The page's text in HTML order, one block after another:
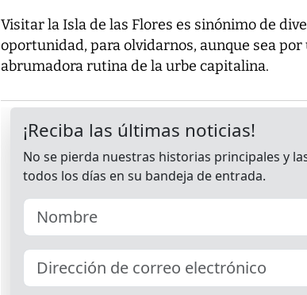
Visitar la Isla de las Flores es sinónimo de
oportunidad, para olvidarnos, aunque sea
abrumadora rutina de la urbe capitalina.